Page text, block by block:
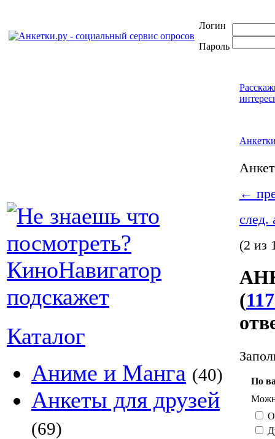
Логин
Пароль
Каталог
Аниме и Манга (40)
Анкеты для друзей
(69)
←
след.
(2 из
(
По